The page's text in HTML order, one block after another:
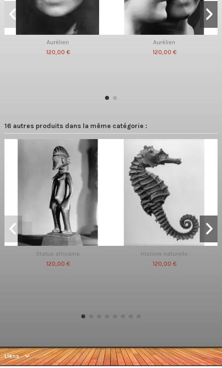
Aurélien
120,00 €
Aurélien
120,00 €
16 autres produits dans la même catégorie :
Statue africaine
120,00 €
Histoire naturelle
120,00 €
Liens